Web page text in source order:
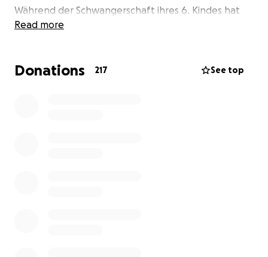
Während der Schwangerschaft ihres 6. Kindes hat
sie Brustkrebs bekommen. Sie hat sich für das Kind
Read more
Donations 217 See top